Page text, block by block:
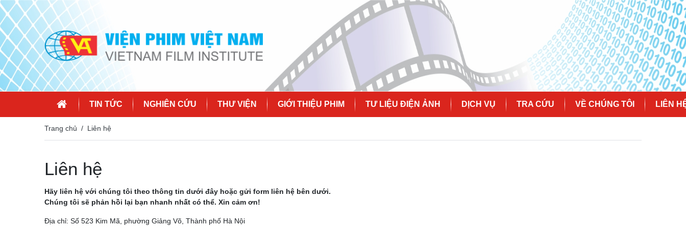
TIN TỨC NGHIÊN CỨU THƯ VIỆN GIỚI THIỆU PHIM TƯ LIỆU ĐIỆN ẢNH DỊCH VỤ TRA CỨU VỀ CHÚNG TÔI LIÊN
Trang chủ Liên hệ
Liên hệ
Hãy liên hệ với chúng tôi theo thông tin dưới đây hoặc gửi form liên hệ bên dưới.
Chúng tôi sẽ phản hồi lại bạn nhanh nhất có thể. Xin cảm ơn!
Địa chỉ: Số 523 Kim Mã, phường Giảng Võ, Thành phố Hà Nội